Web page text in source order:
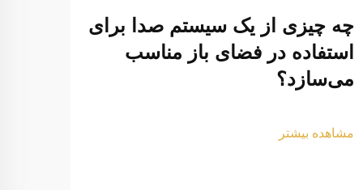
چه چیزی از یک سیستم صدا برای
استفاده در فضای باز مناسب
می‌سازد؟
مشاهده بیشتر